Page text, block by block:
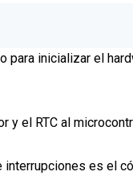
inicializar el
y el RTC al
interrupciones es el